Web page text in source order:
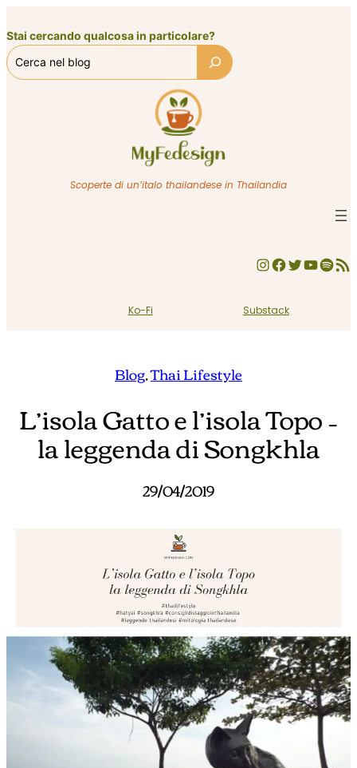
al
contenuto
Stai cercando qualcosa in particolare?
Scoperte di un’italo thailandese in Thailandia
InstagramFacebook Twitter YouTube Spotify Feed RSS
Ko-Fi Substack
Blog, Thai Lifestyle
L’isola Gatto e l’isola Topo –
la leggenda di Songkhla
29/04/2019